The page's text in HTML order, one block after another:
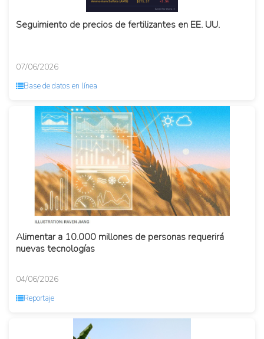
Seguimiento de precios de fertilizantes en EE. UU.
07/06/2026
Base de datos en línea
Alimentar a 10.000 millones de personas requerirá
nuevas tecnologías
04/06/2026
Reportaje